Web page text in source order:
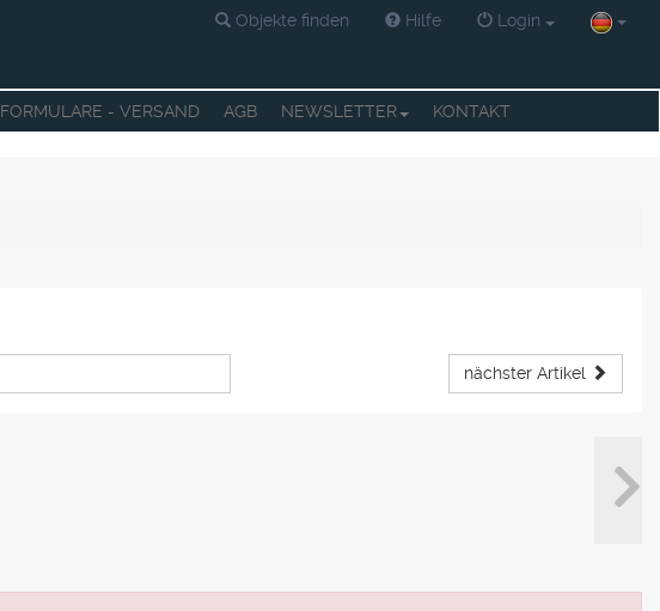
Objekte finden Hilfe Login
FORMULARE - VERSAND AGB NEWSLETTER KONTAKT
nächster Artikel